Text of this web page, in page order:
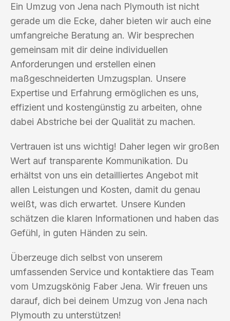
Ein Umzug von Jena nach Plymouth ist nicht
gerade um die Ecke, daher bieten wir auch eine
umfangreiche Beratung an. Wir besprechen
gemeinsam mit dir deine individuellen
Anforderungen und erstellen einen
maßgeschneiderten Umzugsplan. Unsere
Expertise und Erfahrung ermöglichen es uns,
effizient und kostengünstig zu arbeiten, ohne
dabei Abstriche bei der Qualität zu machen.
Vertrauen ist uns wichtig! Daher legen wir großen
Wert auf transparente Kommunikation. Du
erhältst von uns ein detailliertes Angebot mit
allen Leistungen und Kosten, damit du genau
weißt, was dich erwartet. Unsere Kunden
schätzen die klaren Informationen und haben das
Gefühl, in guten Händen zu sein.
Überzeuge dich selbst von unserem
umfassenden Service und kontaktiere das Team
vom Umzugskönig Faber Jena. Wir freuen uns
darauf, dich bei deinem Umzug von Jena nach
Plymouth zu unterstützen!